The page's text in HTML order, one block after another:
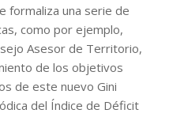
formaliza una serie de
como por ejemplo,
Asesor de Territorio,
de los objetivos
de este nuevo Gini
del Índice de Déficit